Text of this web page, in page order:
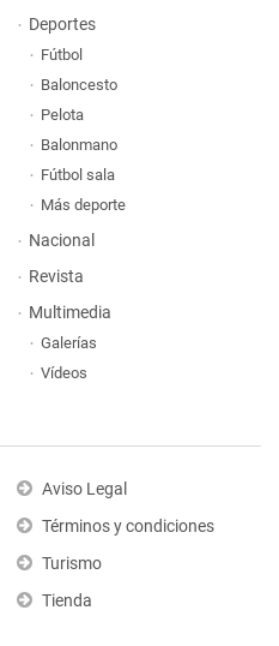
Deportes
Fútbol
Baloncesto
Pelota
Balonmano
Fútbol sala
Más deporte
Nacional
Revista
Multimedia
Galerías
Vídeos
Aviso Legal
Términos y condiciones
Turismo
Tienda